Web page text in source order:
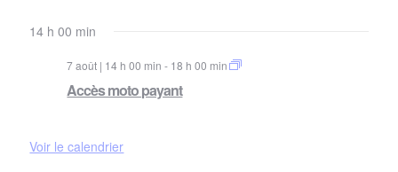
14 h 00 min
7 août | 14 h 00 min - 18 h 00 min
Accès moto payant
Voir le calendrier